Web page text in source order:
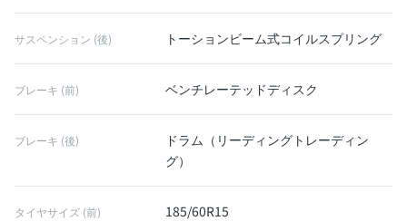
サスペンション (後) トーションビーム式コイルスプリング
ブレーキ (前) ベンチレーテッドディスク
ブレーキ (後)
ドラム（リーディングトレーディン
グ）
タイヤサイズ (前) 185/60R15